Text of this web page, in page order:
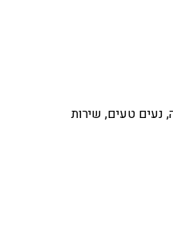
נעים טעים, שירות